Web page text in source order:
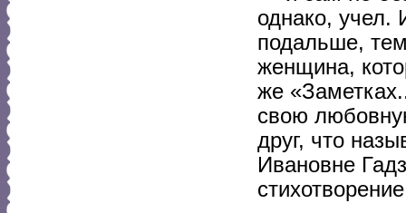
однако, учел.
подальше,
женщина,
же
свою
друг, что
Ивановне